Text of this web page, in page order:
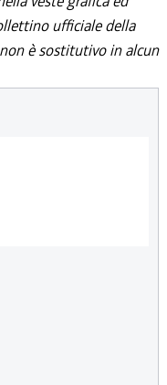
ufficiale della
è sostitutivo in alcun